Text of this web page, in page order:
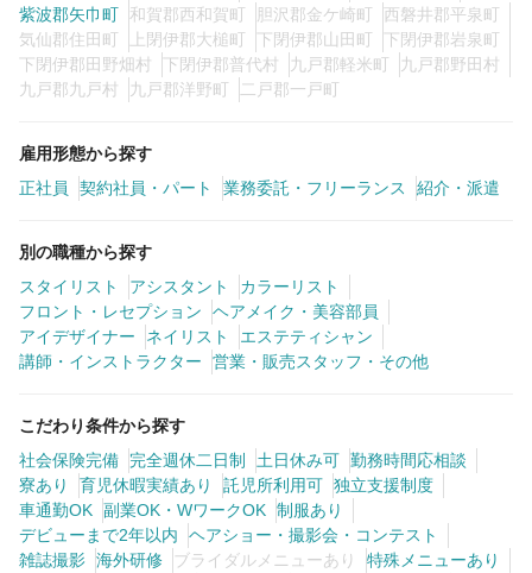
紫波郡矢巾町 和賀郡西和賀町 胆沢郡金ケ崎町
西磐井郡平泉町
気仙郡住田町
上閉伊郡大槌町 下閉伊郡山田町
下閉伊郡岩泉町
下閉伊郡田野畑村
下閉伊郡普代村 九戸郡軽米町
九戸郡野田村
九戸郡九戸村
九戸郡洋野町 二戸郡一戸町
雇用形態から探す
正社員
契約社員・パート 業務委託・フリーランス 紹介・派遣
別の職種から探す
スタイリスト
アシスタント
カラーリスト
フロント・レセプション
ヘアメイク・美容部員
アイデザイナー
ネイリスト
エステティシャン
講師・インストラクター
営業・販売スタッフ・その他
こだわり条件から探す
社会保険完備
完全週休二日制 土日休み可 勤務時間応相談
寮あり
育児休暇実績あり 託児所利用可 独立支援制度
車通勤OK 副業OK・WワークOK 制服あり
デビューまで2年以内
ヘアショー・撮影会・コンテスト
雑誌撮影 海外研修 ブライダルメニューあり
特殊メニューあり